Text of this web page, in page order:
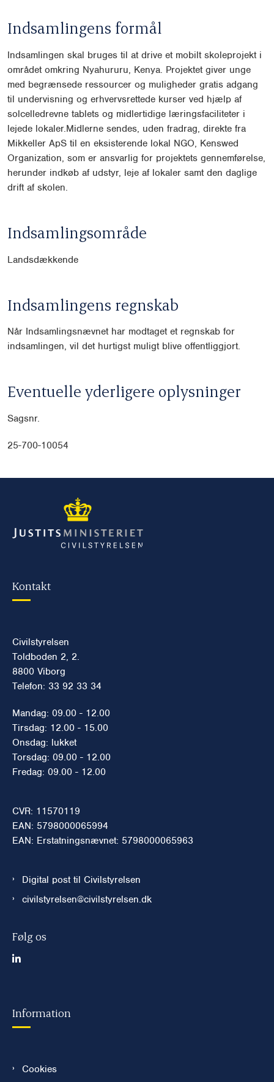
Indsamlingens formål
Indsamlingen skal bruges til at drive et mobilt skoleprojekt i
området omkring Nyahururu, Kenya. Projektet giver unge
med begrænsede ressourcer og muligheder gratis adgang
til undervisning og erhvervsrettede kurser ved hjælp af
solcelledrevne tablets og midlertidige læringsfaciliteter i
lejede lokaler.Midlerne sendes, uden fradrag, direkte fra
Mikkeller ApS til en eksisterende lokal NGO, Kenswed
Organization, som er ansvarlig for projektets gennemførelse,
herunder indkøb af udstyr, leje af lokaler samt den daglige
drift af skolen.
Indsamlingsområde
Landsdækkende
Indsamlingens regnskab
Når Indsamlingsnævnet har modtaget et regnskab for
indsamlingen, vil det hurtigst muligt blive offentliggjort.
Eventuelle yderligere oplysninger
Sagsnr.
25-700-10054
Kontakt
Civilstyrelsen
Toldboden 2, 2.
8800 Viborg
Telefon: 33 92 33 34
Mandag: 09.00 - 12.00
Tirsdag: 12.00 - 15.00
Onsdag: lukket
Torsdag: 09.00 - 12.00
Fredag: 09.00 - 12.00
CVR: 11570119
EAN: 5798000065994
EAN: Erstatningsnævnet: 5798000065963
Digital post til Civilstyrelsen
civilstyrelsen@civilstyrelsen.dk
Følg os
Information
Cookies